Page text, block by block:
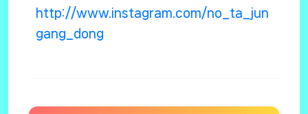
http://www.instagram.com/no_ta_jun
gang_dong